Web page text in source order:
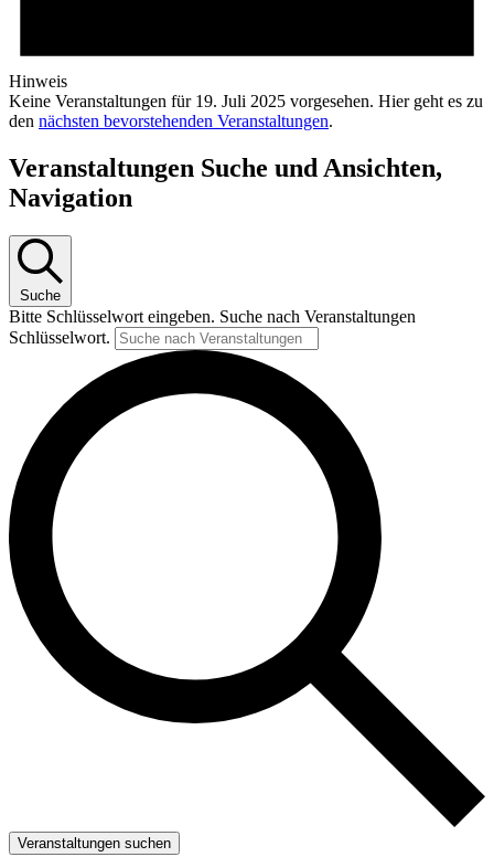
Hinweis
Keine Veranstaltungen für 19. Juli 2025 vorgesehen. Hier geht es zu
den nächsten bevorstehenden Veranstaltungen.
Veranstaltungen Suche und Ansichten,
Navigation
Suche
Bitte Schlüsselwort eingeben. Suche nach Veranstaltungen
Schlüsselwort.
Veranstaltungen suchen